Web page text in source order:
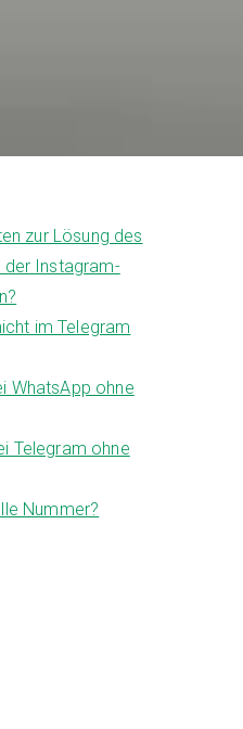
zur Lösung des
Instagram-
im Telegram
WhatsApp ohne
Telegram ohne
Nummer?